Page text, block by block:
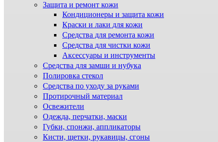
Защита и ремонт кожи
Кондиционеры и защита кожи
Краски и лаки для кожи
Средства для ремонта кожи
Средства для чистки кожи
Аксессуары и инструменты
Средства для замши и нубука
Полировка стекол
Средства по уходу за руками
Протирочный материал
Освежители
Одежда, перчатки, маски
Губки, спонжи, аппликаторы
Кисти, щетки, рукавицы, сгоны